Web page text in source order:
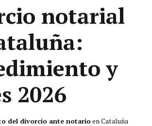
notarial
y
2026
del divorcio ante notarioen Cataluña